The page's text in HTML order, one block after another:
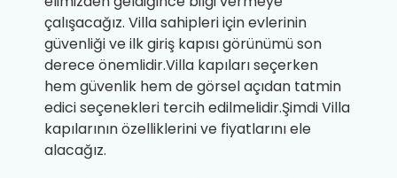
çalışacağız. Villa sahipleri için evlerinin
güvenliği ve ilk giriş kapısı görünümü son
derece önemlidir.Villa kapıları seçerken
hem güvenlik hem de görsel açıdan tatmin
edici seçenekleri tercih edilmelidir.Şimdi Villa
kapılarının özelliklerini ve fiyatlarını ele
alacağız.